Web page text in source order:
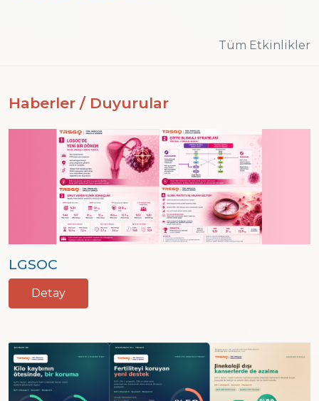
Tüm Etkinlikler
Haberler / Duyurular
LGSOC
Detay